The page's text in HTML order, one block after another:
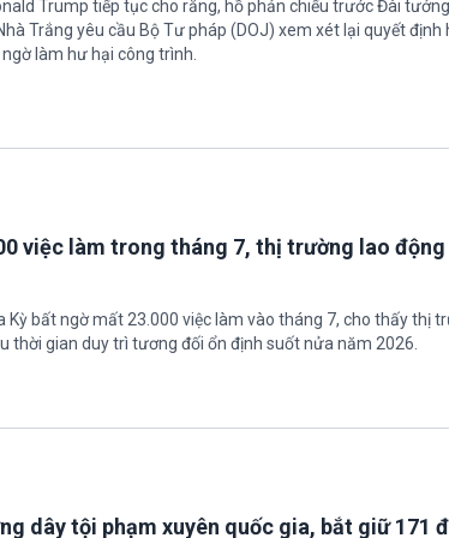
Trump tiếp tục cho rằng, hồ phản chiếu trước Đài
Trắng yêu cầu Bộ Tư pháp (DOJ) xem xét lại quyết định
làm hư hại công trình.
việc làm trong tháng 7, thị trường lao
Kỳ bất ngờ mất 23.000 việc làm vào tháng 7, cho thấy thị
thời gian duy trì tương đối ổn định suốt nửa năm 2026.
dây tội phạm xuyên quốc gia, bắt giữ 171